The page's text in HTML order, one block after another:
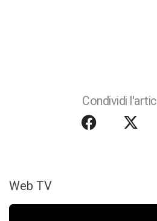
Condividi
Web TV